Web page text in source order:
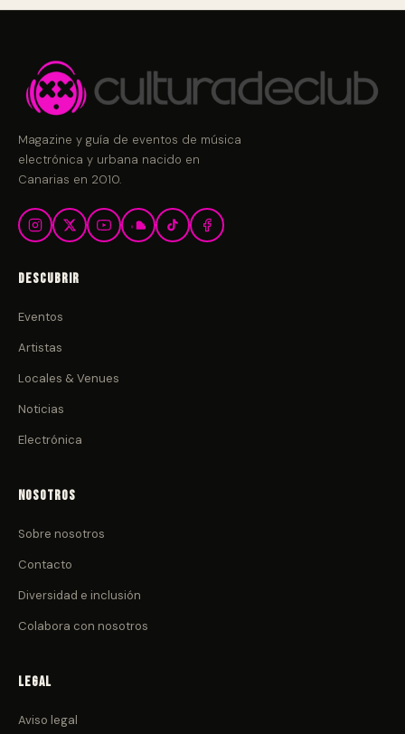
Magazine y guía de eventos de música
electrónica y urbana nacido en
Canarias en 2010.
Descubrir
Eventos
Artistas
Locales & Venues
Noticias
Electrónica
Nosotros
Sobre nosotros
Contacto
Diversidad e inclusión
Colabora con nosotros
Legal
Aviso legal